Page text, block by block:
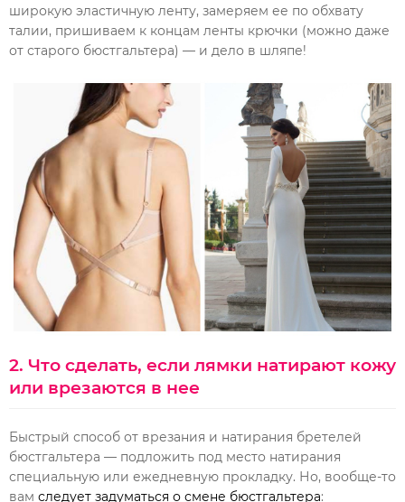
широкую эластичную ленту, замеряем ее по обхвату
талии, пришиваем к концам ленты крючки (можно даже
от старого бюстгальтера) — и дело в шляпе!
2. Что сделать, если лямки натирают кожу
или врезаются в нее
Быстрый способ от врезания и натирания бретелей
бюстгальтера — подложить под место натирания
специальную или ежедневную прокладку. Но, вообще-то
вам следует задуматься о смене бюстгальтера: